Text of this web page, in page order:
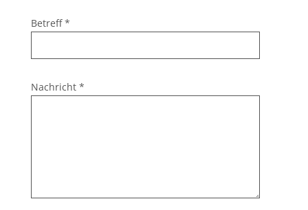
Betreff*
Nachricht *